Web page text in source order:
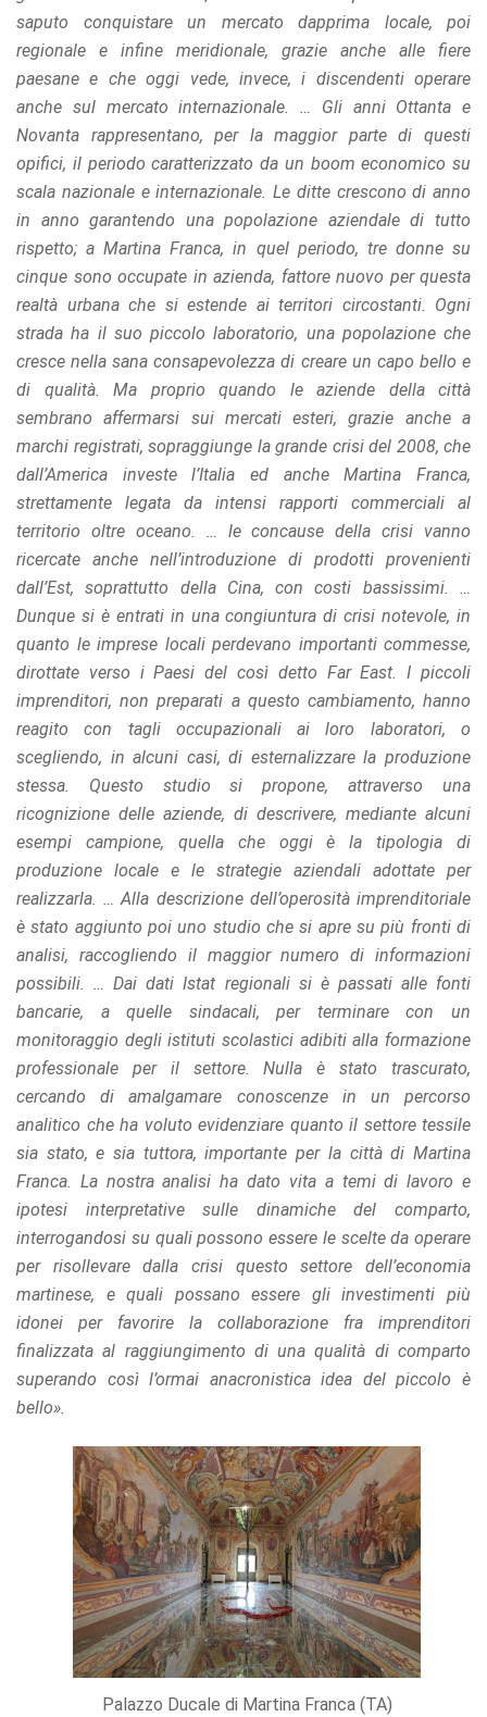
saputo conquistare un mercato dapprima locale, poi
regionale e infine meridionale, grazie anche alle fiere
paesane e che oggi vede, invece, i discendenti operare
anche sul mercato internazionale. … Gli anni Ottanta e
Novanta rappresentano, per la maggior parte di questi
opifici, il periodo caratterizzato da un boom economico su
scala nazionale e internazionale. Le ditte crescono di anno
in anno garantendo una popolazione aziendale di tutto
rispetto; a Martina Franca, in quel periodo, tre donne su
cinque sono occupate in azienda, fattore nuovo per questa
realtà urbana che si estende ai territori circostanti. Ogni
strada ha il suo piccolo laboratorio, una popolazione che
cresce nella sana consapevolezza di creare un capo bello e
di qualità. Ma proprio quando le aziende della città
sembrano affermarsi sui mercati esteri, grazie anche a
marchi registrati, sopraggiunge la grande crisi del 2008, che
dall’America investe l’Italia ed anche Martina Franca,
strettamente legata da intensi rapporti commerciali al
territorio oltre oceano. … le concause della crisi vanno
ricercate anche nell’introduzione di prodotti provenienti
dall’Est, soprattutto della Cina, con costi bassissimi. …
Dunque si è entrati in una congiuntura di crisi notevole, in
quanto le imprese locali perdevano importanti commesse,
dirottate verso i Paesi del così detto Far East. I piccoli
imprenditori, non preparati a questo cambiamento, hanno
reagito con tagli occupazionali ai loro laboratori, o
scegliendo, in alcuni casi, di esternalizzare la produzione
stessa. Questo studio si propone, attraverso una
ricognizione delle aziende, di descrivere, mediante alcuni
esempi campione, quella che oggi è la tipologia di
produzione locale e le strategie aziendali adottate per
realizzarla. … Alla descrizione dell’operosità imprenditoriale
è stato aggiunto poi uno studio che si apre su più fronti di
analisi, raccogliendo il maggior numero di informazioni
possibili. … Dai dati Istat regionali si è passati alle fonti
bancarie, a quelle sindacali, per terminare con un
monitoraggio degli istituti scolastici adibiti alla formazione
professionale per il settore. Nulla è stato trascurato,
cercando di amalgamare conoscenze in un percorso
analitico che ha voluto evidenziare quanto il settore tessile
sia stato, e sia tuttora, importante per la città di Martina
Franca. La nostra analisi ha dato vita a temi di lavoro e
ipotesi interpretative sulle dinamiche del comparto,
interrogandosi su quali possono essere le scelte da operare
per risollevare dalla crisi questo settore dell’economia
martinese, e quali possano essere gli investimenti più
idonei per favorire la collaborazione fra imprenditori
finalizzata al raggiungimento di una qualità di comparto
superando così l’ormai anacronistica idea del piccolo è
bello».
Palazzo Ducale di Martina Franca (TA)